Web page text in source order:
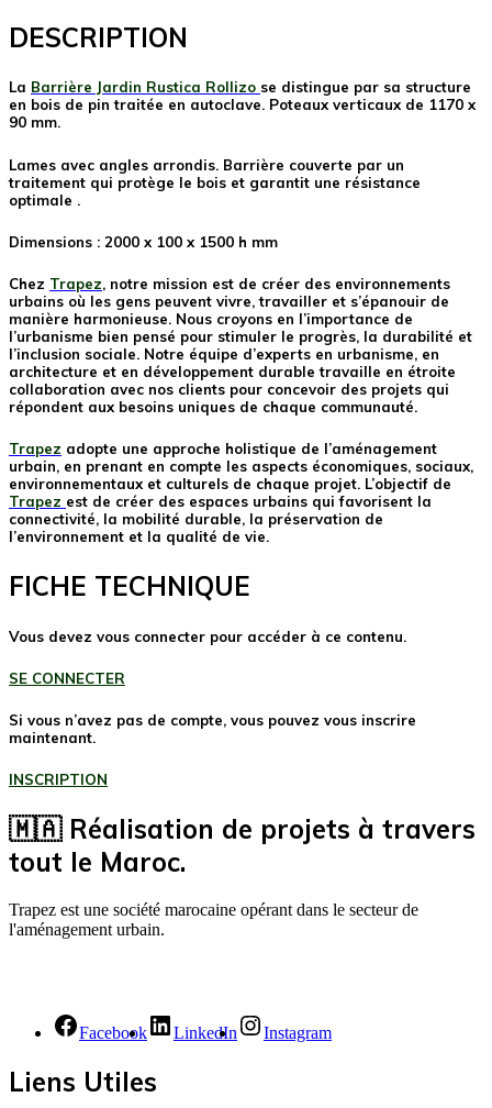
DESCRIPTION
La Barrière Jardin Rustica Rollizo se distingue par sa structure
en bois de pin traitée en autoclave. Poteaux verticaux de 1170 x
90 mm.
Lames avec angles arrondis. Barrière couverte par un
traitement qui protège le bois et garantit une résistance
optimale .
Dimensions : 2000 x 100 x 1500 h mm
Chez Trapez, notre mission est de créer des environnements
urbains où les gens peuvent vivre, travailler et s’épanouir de
manière harmonieuse. Nous croyons en l’importance de
l’urbanisme bien pensé pour stimuler le progrès, la durabilité et
l’inclusion sociale. Notre équipe d’experts en urbanisme, en
architecture et en développement durable travaille en étroite
collaboration avec nos clients pour concevoir des projets qui
répondent aux besoins uniques de chaque communauté.
Trapez adopte une approche holistique de l’aménagement
urbain, en prenant en compte les aspects économiques, sociaux,
environnementaux et culturels de chaque projet. L’objectif de
Trapez est de créer des espaces urbains qui favorisent la
connectivité, la mobilité durable, la préservation de
l’environnement et la qualité de vie.
FICHE TECHNIQUE
Vous devez vous connecter pour accéder à ce contenu.
SE CONNECTER
Si vous n’avez pas de compte, vous pouvez vous inscrire
maintenant.
INSCRIPTION
🇲🇦 Réalisation de projets à travers
tout le Maroc.
Trapez est une société marocaine opérant dans le secteur de
l'aménagement urbain.
Facebook LinkedIn Instagram
Liens Utiles